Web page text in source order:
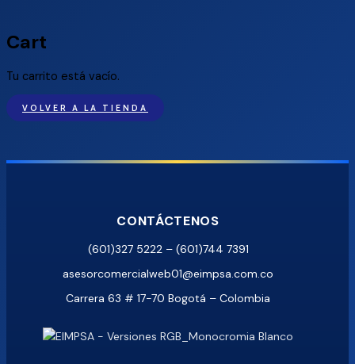
Cart
Tu carrito está vacío.
VOLVER A LA TIENDA
CONTÁCTENOS
(601)327 5222 – (601)744 7391
asesorcomercialweb01@eimpsa.com.co
Carrera 63 # 17-70 Bogotá – Colombia